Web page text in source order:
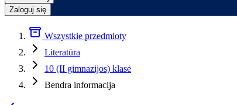
Zaloguj się
Wszystkie przedmioty
Literatūra
10 (II gimnazijos) klasė
Bendra informacija